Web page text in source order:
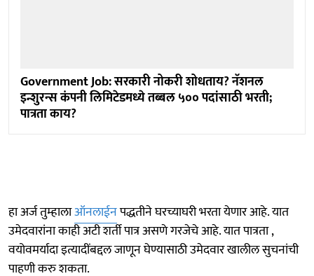
Government Job: सरकारी नोकरी शोधताय? नॅशनल
इन्शुरन्स कंपनी लिमिटेडमध्ये तब्बल ५०० पदांसाठी भरती;
पात्रता काय?
हा अर्ज तुम्हालाऑनलाईनपद्धतीने घरच्याघरी भरता येणार आहे. यात
उमेदवारांना काही अटी शर्ती पात्र असणे गरजेचे आहे. यात पात्रता ,
वयोवमर्यादा इत्यादींबद्दल जाणून घेण्यासाठी उमेदवार खालील सुचनांची
पाहणी करु शकता.